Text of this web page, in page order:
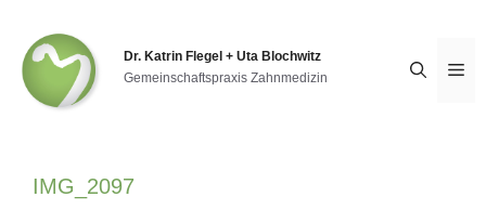
springen
Dr. Katrin Flegel + Uta Blochwitz
Gemeinschaftspraxis Zahnmedizin
IMG_2097